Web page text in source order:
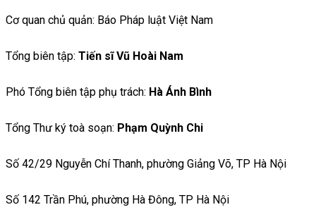
Cơ quan chủ quản: Báo Pháp luật Việt Nam
Tổng biên tập: Tiến sĩ Vũ Hoài Nam
Phó Tổng biên tập phụ trách: Hà Ánh Bình
Tổng Thư ký toà soạn: Phạm Quỳnh Chi
Số 42/29 Nguyễn Chí Thanh, phường Giảng Võ, TP Hà Nội
Số 142 Trần Phú, phường Hà Đông, TP Hà Nội